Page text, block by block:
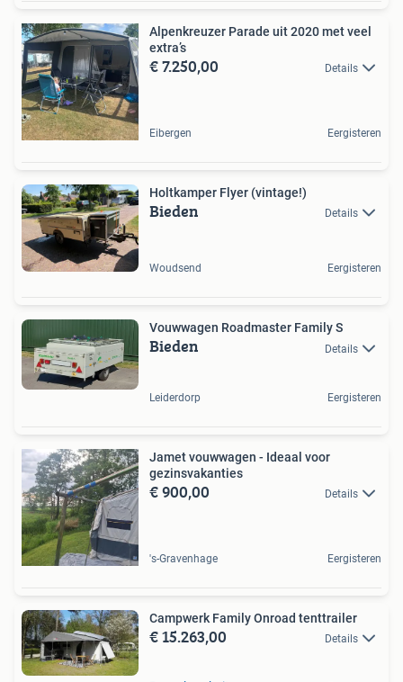
Alpenkreuzer Parade uit 2020 met veel
extra’s
€ 7.250,00 Details
Eibergen Eergisteren
Holtkamper Flyer (vintage!)
Bieden Details
Woudsend Eergisteren
Vouwwagen Roadmaster Family S
Bieden Details
Leiderdorp Eergisteren
Jamet vouwwagen - Ideaal voor
gezinsvakanties
€ 900,00 Details
's-Gravenhage Eergisteren
Campwerk Family Onroad tenttrailer
€ 15.263,00 Details